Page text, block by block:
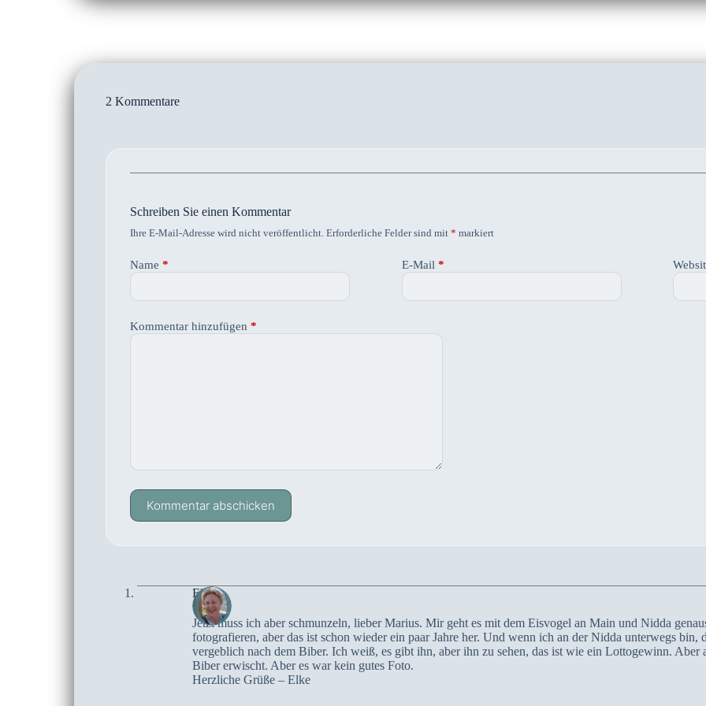
2 Kommentare
Schreiben Sie einen Kommentar
Ihre E-Mail-Adresse wird nicht veröffentlicht. Erforderliche Felder sind mit * markiert
Name * E-Mail*
Kommentar hinzufügen *
Kommentar abschicken
Elke
Jetzt muss ich aber schmunzeln, lieber Marius. Mir geht es mit dem Eisvogel an Main und Nidda
fotografieren, aber das ist schon wieder ein paar Jahre her. Und wenn ich an der Nidda unterwegs bin,
vergeblich nach dem Biber. Ich weiß, es gibt ihn, aber ihn zu sehen, das ist wie ein Lottogewinn.
Biber erwischt. Aber es war kein gutes Foto.
Herzliche Grüße – Elke